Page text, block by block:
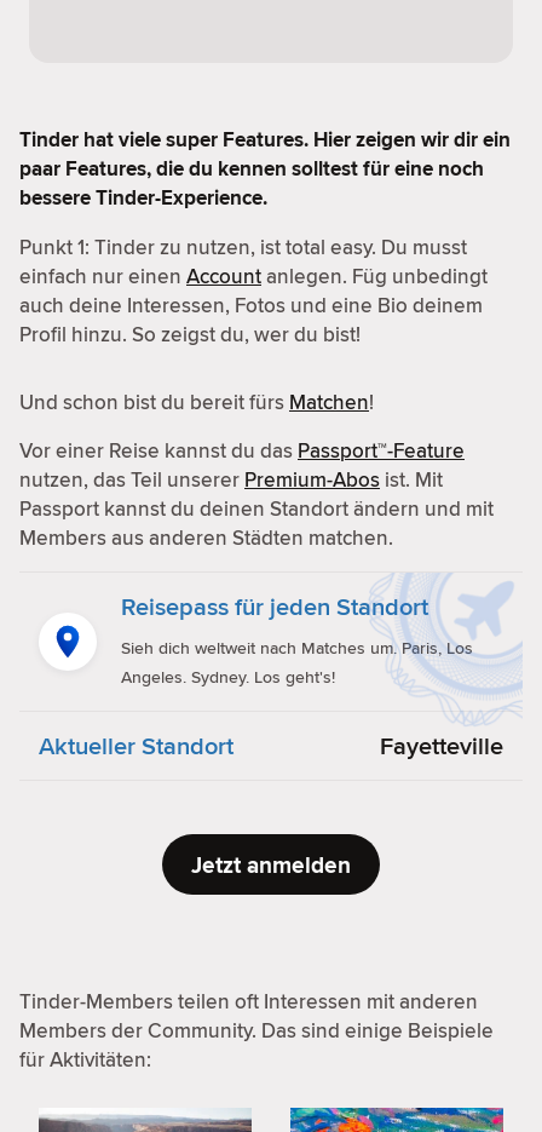
Tinder hat viele super Features. Hier zeigen wir dir ein
paar Features, die du kennen solltest für eine noch
bessere Tinder-Experience.
Punkt 1: Tinder zu nutzen, ist total easy. Du musst
einfach nur einen Accountanlegen. Füg unbedingt
auch deine Interessen, Fotos und eine Bio deinem
Profil hinzu. So zeigst du, wer du bist!
Und schon bist du bereit fürs Matchen!
Vor einer Reise kannst du das Passport™-Feature
nutzen, das Teil unserer Premium-Abos ist. Mit
Passport kannst du deinen Standort ändern und mit
Members aus anderen Städten matchen.
Reisepass für jeden Standort
Sieh dich weltweit nach Matches um. Paris, Los
Angeles. Sydney. Los geht's!
Aktueller Standort Fayetteville
Jetzt anmelden
Tinder-Members teilen oft Interessen mit anderen
Members der Community. Das sind einige Beispiele
für Aktivitäten: